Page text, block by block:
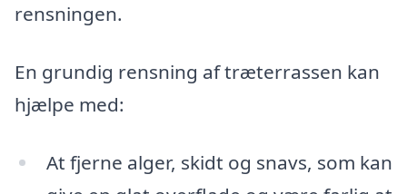
rensningen.
En grundig rensning af træterrassen kan
hjælpe med:
At fjerne alger, skidt og snavs, som kan